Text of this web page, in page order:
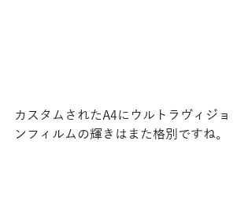
カスタムされたA4にウルトラヴィジョ
ンフィルムの輝きはまた格別ですね。